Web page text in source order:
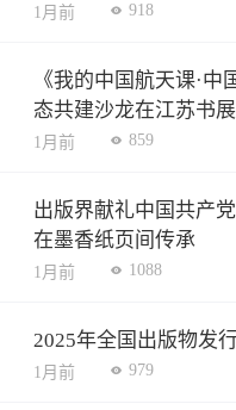
1月前 918
《我的中国航天课·
态共建沙龙在江苏书
1月前 859
出版界献礼中国共产
在墨香纸页间传承
1月前 1088
2025年全国出版物发
1月前 979